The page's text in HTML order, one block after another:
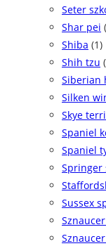
Seter
Shar pei
Shiba (1)
Shih tzu
Siberian
Silken
Skye
Spaniel
Spaniel
Springer
Sussex